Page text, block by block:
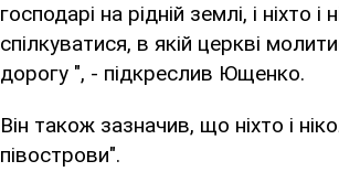
господарі на рідній землі, і
спілкуватися, в якій церкві
дорогу ", - підкреслив Ющенко.
Він також зазначив, що ніхто і
півострови".